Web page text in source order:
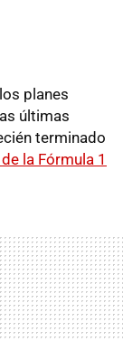
planes
últimas
terminado
la Fórmula 1